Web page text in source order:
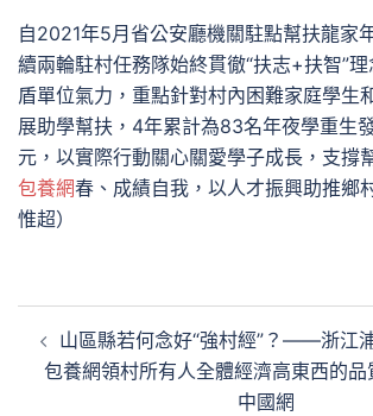
自2021年5月省公安廳機關駐點幫扶龍家
續兩輪駐村任務隊始終貫徹“扶志+扶智”
盾單位氣力，重點針對村內困難家庭學生
展助學幫扶，4年累計為83名年夜學重生
元，以實際行動關心關愛學子成長，支撐
包養網春、成績自我，以人才振興助推鄉
惟超）
章
山區縣若何念好“強村經”？——浙江
包養網領村所有人全體經濟高東西的品
中國網